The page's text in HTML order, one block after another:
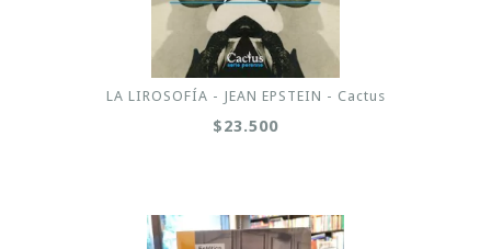
LA LIROSOFÍA - JEAN EPSTEIN - Cactus
$23.500